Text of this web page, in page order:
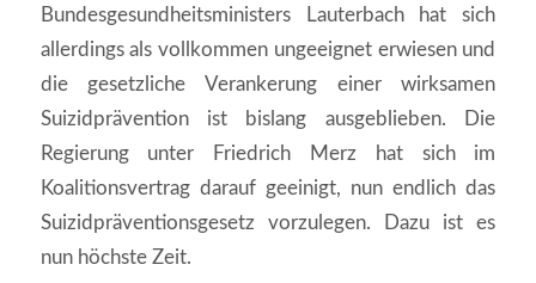
Bundesgesundheitsministers Lauterbach hat sich
allerdings als vollkommen ungeeignet erwiesen und
die gesetzliche Verankerung einer wirksamen
Suizidprävention ist bislang ausgeblieben. Die
Regierung unter Friedrich Merz hat sich im
Koalitionsvertrag darauf geeinigt, nun endlich das
Suizidpräventionsgesetz vorzulegen. Dazu ist es
nun höchste Zeit.